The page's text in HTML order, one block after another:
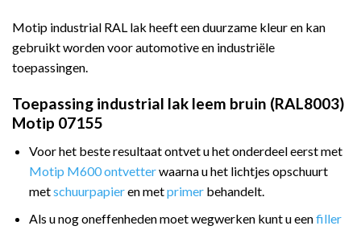
Motip industrial RAL lak heeft een duurzame kleur en kan
gebruikt worden voor automotive en industriële
toepassingen.
Toepassing industrial lak leem bruin (RAL8003)
Motip 07155
Voor het beste resultaat ontvet u het onderdeel eerst met
Motip M600 ontvetterwaarna u het lichtjes opschuurt
metschuurpapieren metprimer behandelt.
Als u nog oneffenheden moet wegwerken kunt u eenfiller